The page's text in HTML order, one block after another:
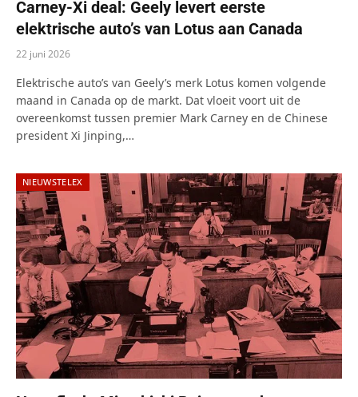
Carney-Xi deal: Geely levert eerste
elektrische auto’s van Lotus aan Canada
22 juni 2026
Elektrische auto’s van Geely’s merk Lotus komen volgende
maand in Canada op de markt. Dat vloeit voort uit de
overeenkomst tussen premier Mark Carney en de Chinese
president Xi Jinping,…
NIEUWSTELEX